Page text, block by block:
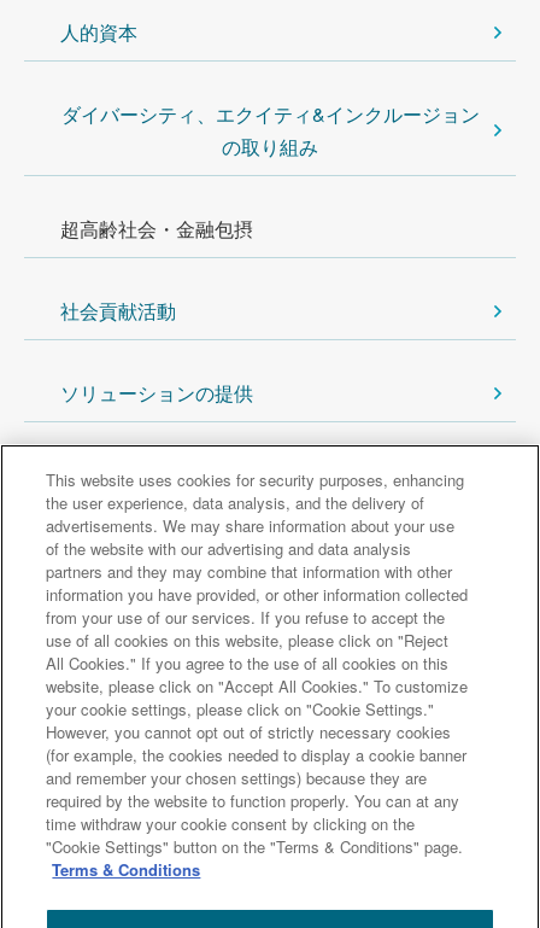
人的資本
ダイバーシティ、エクイティ&インクルージョン
の取り組み
超高齢社会・金融包摂
社会貢献活動
ソリューションの提供
サステナビリティトップに戻る
主なグループ会社
三井住友信託銀行 三井住友トラスト・アセットマネジメント
アモーヴァ・アセットマネジメント三井住友トラスト不動産
三井住友トラスト基礎研究所三井住友トラストクラブ
ドコモSMTBネット銀行
三井住友トラスト・パナソニックファイナンス
L＆Fアセットファイナンス
サイトマップ本ウェブサイトのご利用にあたって
利益相反管理方針（概要）個人情報保護宣言
This website uses cookies for security purposes, enhancing
the user experience, data analysis, and the delivery of
advertisements. We may share information about your use
of the website with our advertising and data analysis
partners and they may combine that information with other
information you have provided, or other information collected
from your use of our services. If you refuse to accept the
use of all cookies on this website, please click on "Reject
All Cookies." If you agree to the use of all cookies on this
website, please click on "Accept All Cookies." To customize
your cookie settings, please click on "Cookie Settings."
However, you cannot opt out of strictly necessary cookies
(for example, the cookies needed to display a cookie banner
and remember your chosen settings) because they are
required by the website to function properly. You can at any
time withdraw your cookie consent by clicking on the
"Cookie Settings" button on the "Terms & Conditions" page.
Terms & Conditions